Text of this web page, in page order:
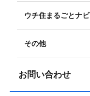
ウチ住まるごとナビ
その他
お問い合わせ